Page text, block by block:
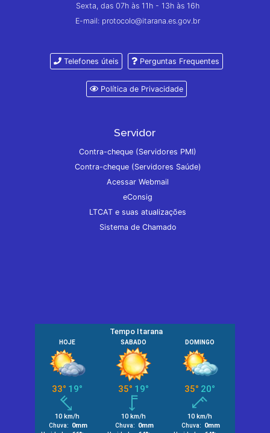
Sexta, das 07h às 11h - 13h às 16h
E-mail: protocolo@itarana.es.gov.br
Telefones úteis Perguntas Frequentes
Política de Privacidade
Servidor
Contra-cheque (Servidores PMI)
Contra-cheque (Servidores Saúde)
Acessar Webmail
eConsig
LTCAT e suas atualizações
Sistema de Chamado